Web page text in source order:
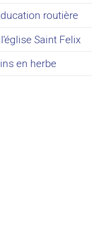
routière
Saint Felix
en herbe